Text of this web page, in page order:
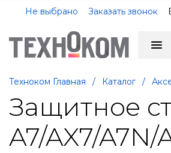
Не выбрано Заказать звонок
Техноком Главная / Каталог /
Защитное
A7/AX7/A7N/